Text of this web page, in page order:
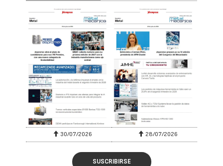
30/07/2026 28/07/2026
SUSCRIBIRSE